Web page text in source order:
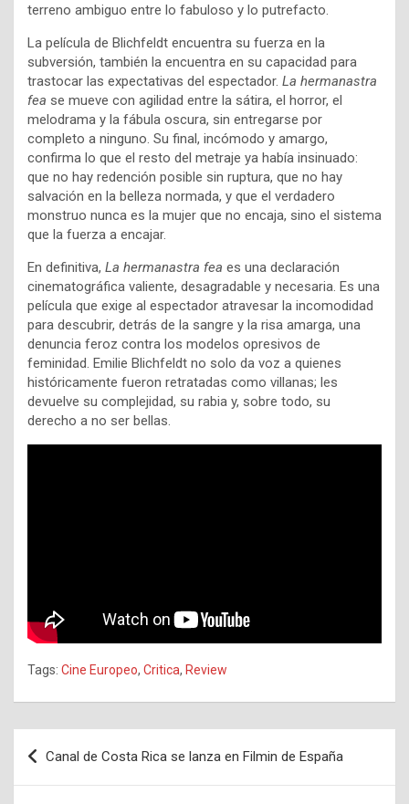
terreno ambiguo entre lo fabuloso y lo putrefacto.
La película de Blichfeldt encuentra su fuerza en la
subversión, también la encuentra en su capacidad para
trastocar las expectativas del espectador. La hermanastra
fea se mueve con agilidad entre la sátira, el horror, el
melodrama y la fábula oscura, sin entregarse por
completo a ninguno. Su final, incómodo y amargo,
confirma lo que el resto del metraje ya había insinuado:
que no hay redención posible sin ruptura, que no hay
salvación en la belleza normada, y que el verdadero
monstruo nunca es la mujer que no encaja, sino el sistema
que la fuerza a encajar.
En definitiva, La hermanastra fea es una declaración
cinematográfica valiente, desagradable y necesaria. Es una
película que exige al espectador atravesar la incomodidad
para descubrir, detrás de la sangre y la risa amarga, una
denuncia feroz contra los modelos opresivos de
feminidad. Emilie Blichfeldt no solo da voz a quienes
históricamente fueron retratadas como villanas; les
devuelve su complejidad, su rabia y, sobre todo, su
derecho a no ser bellas.
Tags: Cine Europeo, Critica, Review
Navegación
de
Canal de Costa Rica se lanza en Filmin de España